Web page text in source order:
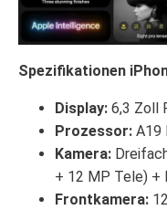
Spezifikationen
Display: 6,3 Zoll
Prozessor: A19
Kamera:
+ 12 MP Tele) +
Frontkamera: